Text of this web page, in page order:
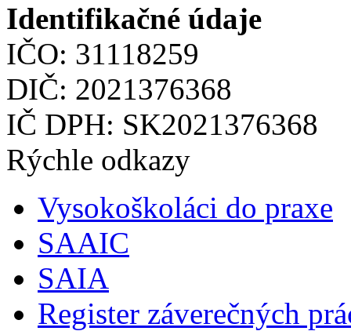
Identifikačné údaje
IČO: 31118259
DIČ: 2021376368
IČ DPH: SK2021376368
Rýchle odkazy
Vysokoškoláci do praxe
SAAIC
SAIA
Register záverečných